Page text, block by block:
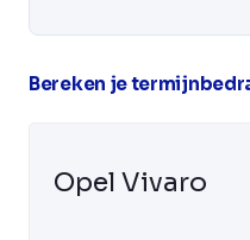
Bereken je
Opel Vivaro